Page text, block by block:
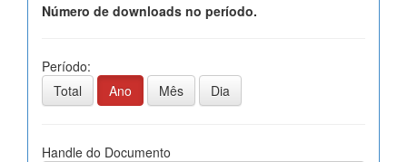
Número de downloads no período.
Período:
Total
Ano Mês Dia
Handle do Documento